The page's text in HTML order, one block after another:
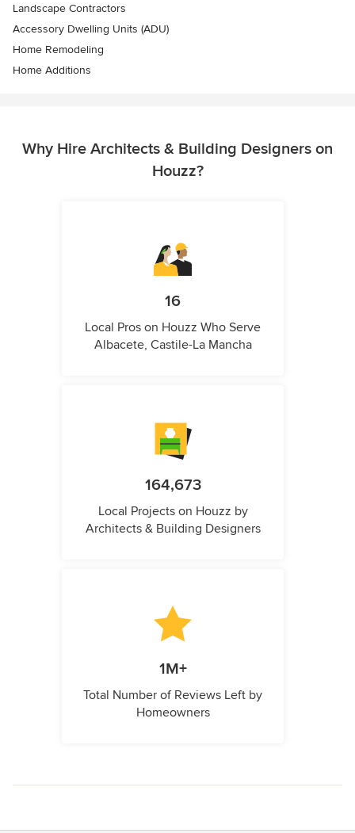
Landscape Contractors
Accessory Dwelling Units (ADU)
Home Remodeling
Home Additions
Why Hire Architects & Building Designers on
Houzz?
16
Local Pros on Houzz Who Serve
Albacete, Castile-La Mancha
164,673
Local Projects on Houzz by
Architects & Building Designers
1M+
Total Number of Reviews Left by
Homeowners